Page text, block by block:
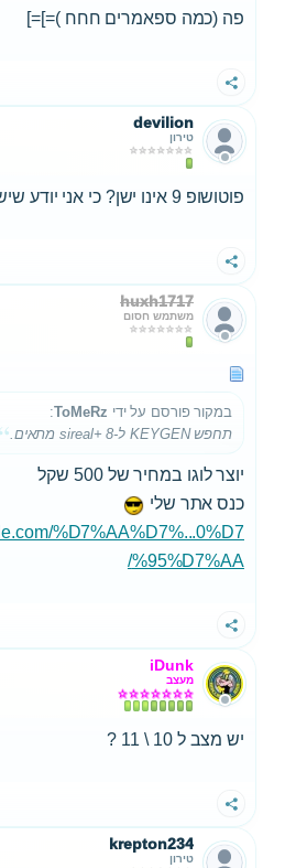
פה (כמה ספאמרים חחח )=]=]
שתף
devilion
טירון
פוטושופ 9 אינו ישן? כי אני יודע שיש CS4
שתף
huxh1717
משתמש חסום
במקור פורסם על ידי ToMeRz
:
תחפש KEYGEN ל-8 +sireal מתאים.
יוצר לוגו במחיר של 500 שקל
כנס אתר שלי
%D7%AA%D7%...0%D7
%95%D7%AA/
שתף
iDunk
מעצב
יש מצב ל 10 \ 11 ?
שתף
krepton234
טירון